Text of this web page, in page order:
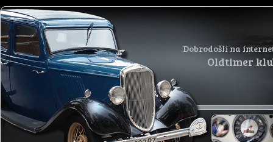
Dobrodošli na
Oldtimer